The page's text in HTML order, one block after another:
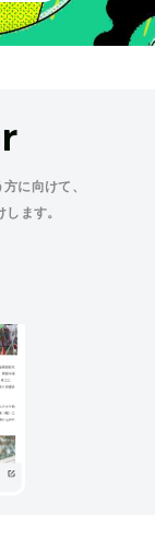
に向けて、
ます。